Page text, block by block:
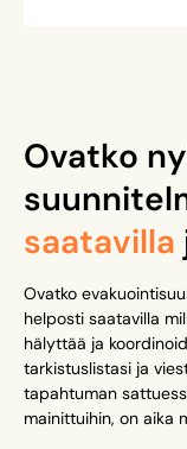
Ovatko
saatavilla
Ovatko
helposti saatavilla
hälyttää ja
tarkistuslistasi ja
tapahtuman
mainittuihin, on aika